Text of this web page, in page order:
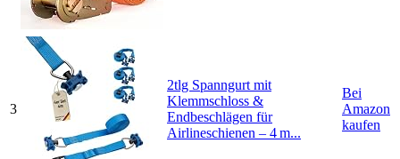
3
2tlg Spanngurt mit
Klemmschloss &
Endbeschlägen für
Airlineschienen – 4 m...
Bei
Amazon
kaufen